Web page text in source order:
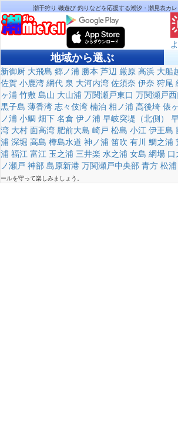
潮干狩り 磯遊び 釣りなどを応援する潮汐・潮見表カレ
地域から選ぶ
新御厨 大飛島 郷ノ浦 勝本 芦辺 厳原 高浜 大船
佐賀 小鹿湾 網代 泉 大河内湾 佐須奈 伊奈 狩尾
ヶ浦 竹敷 島山 大山浦 万関瀬戸東口 万関瀬戸西
黒子島 薄香湾 志々伎湾 楠泊 相ノ浦 高後埼 俵
ノ浦 小鯛 畑下 名倉 伊ノ浦 早岐突堤（北側）
湾 大村 面高湾 肥前大島 崎戸 松島 小江 伊王島
浦 深堀 高島 樺島水道 神ノ浦 笛吹 有川 鯛之浦
浦 福江 富江 玉之浦 三井楽 水之浦 女島 網場
ノ瀬戸 神部 島原新港 万関瀬戸中央部 青方 松浦
ールを守って楽しみましょう。